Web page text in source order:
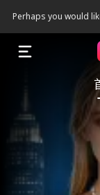
Perhaps you would